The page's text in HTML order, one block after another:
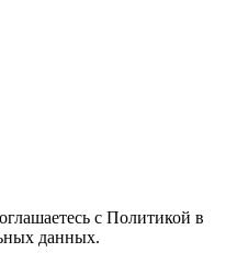
с Политикой в
данных.